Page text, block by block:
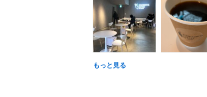
もっと見る